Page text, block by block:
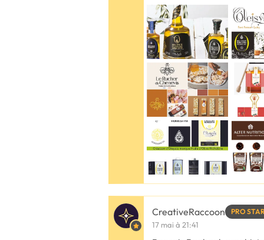
CreativeRaccoon PRO
17 mai à 21:41